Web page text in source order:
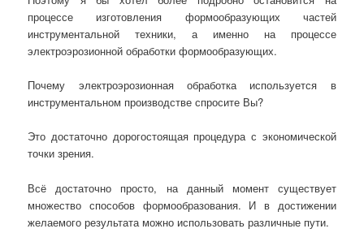
процессе изготовления формообразующих частей
инструментальной техники, а именно на процессе
электроэрозионной обработки формообразующих.
Почему электроэрозионная обработка используется в
инструментальном производстве спросите Вы?
Это достаточно дорогостоящая процедура с экономической
точки зрения.
Всё достаточно просто, на данный момент существует
множество способов формообразования. И в достижении
желаемого результата можно использовать различные пути.